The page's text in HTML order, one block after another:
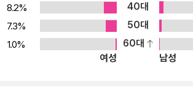
8.2%
40대
7.3%
50대
1.0%
60대
여성
남성